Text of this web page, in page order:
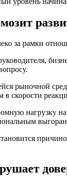
за рамки
рыночной
в скорости
нагрузку